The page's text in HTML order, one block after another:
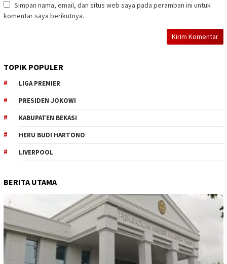
Simpan nama, email, dan situs web saya pada peramban ini untuk
komentar saya berikutnya.
TOPIK POPULER
LIGA PREMIER
PRESIDEN JOKOWI
KABUPATEN BEKASI
HERU BUDI HARTONO
LIVERPOOL
BERITA UTAMA